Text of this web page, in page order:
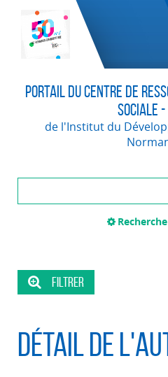
Portail du Centre de
Sociale -
de l'Institut du
Détail de